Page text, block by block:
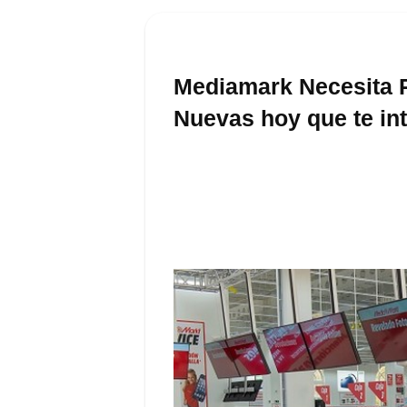
Mediamark Necesita
Nuevas hoy que te